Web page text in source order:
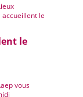
le
accueillent le
vous